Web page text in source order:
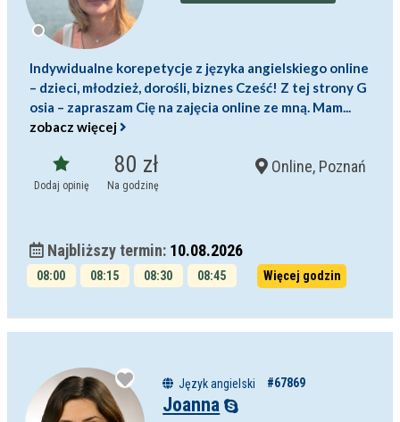
Indywidualne korepetycje z języka angielskiego online
– dzieci, młodzież, dorośli, biznes Cześć! Z tej strony G
osia – zapraszam Cię na zajęcia online ze mną. Mam...
zobacz więcej
Dodaj opinię
80 zł
Na godzinę
Online, Poznań
Najbliższy termin: 10.08.2026
08:00 08:15 08:30
08:45
Więcej godzin
Język angielski #67869
Joanna